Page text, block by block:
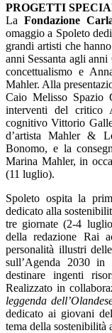
PROGETTI
La Fondazione
omaggio a Spoleto
grandi artisti che
anni Sessanta agli
concettualismo e
Mahler. Alla
Caio Melisso Spazio
interventi del critico
cognitivo Vittorio
d’artista Mahler &
Bonomo, e la
Marina Mahler, in
(11 luglio).
Spoleto ospita la
dedicato alla
tre giornate (2-4
della redazione Rai
personalità illustri
sull’Agenda 2030
destinare ingenti
Realizzato in
leggenda
dedicato ai giovani
tema della sostenibilità